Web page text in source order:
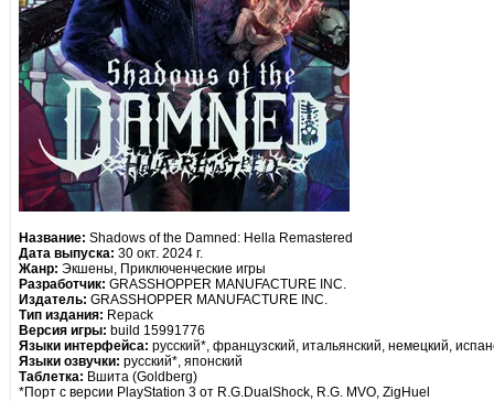
Название: Shadows of the Damned: Hella Remastered
Дата выпуска: 30 окт. 2024 г.
Жанр: Экшены, Приключенческие игры
Разработчик: GRASSHOPPER MANUFACTURE INC.
Издатель: GRASSHOPPER MANUFACTURE INC.
Тип издания: Repack
Версия игры: build 15991776
Языки интерфейса: русский*, французский, итальянский, немецкий,
Языки озвучки: русский*, японский
Таблетка: Вшита (Goldberg)
*Порт с версии PlayStation 3 от R.G.DualShock, R.G. MVO, ZigHuel